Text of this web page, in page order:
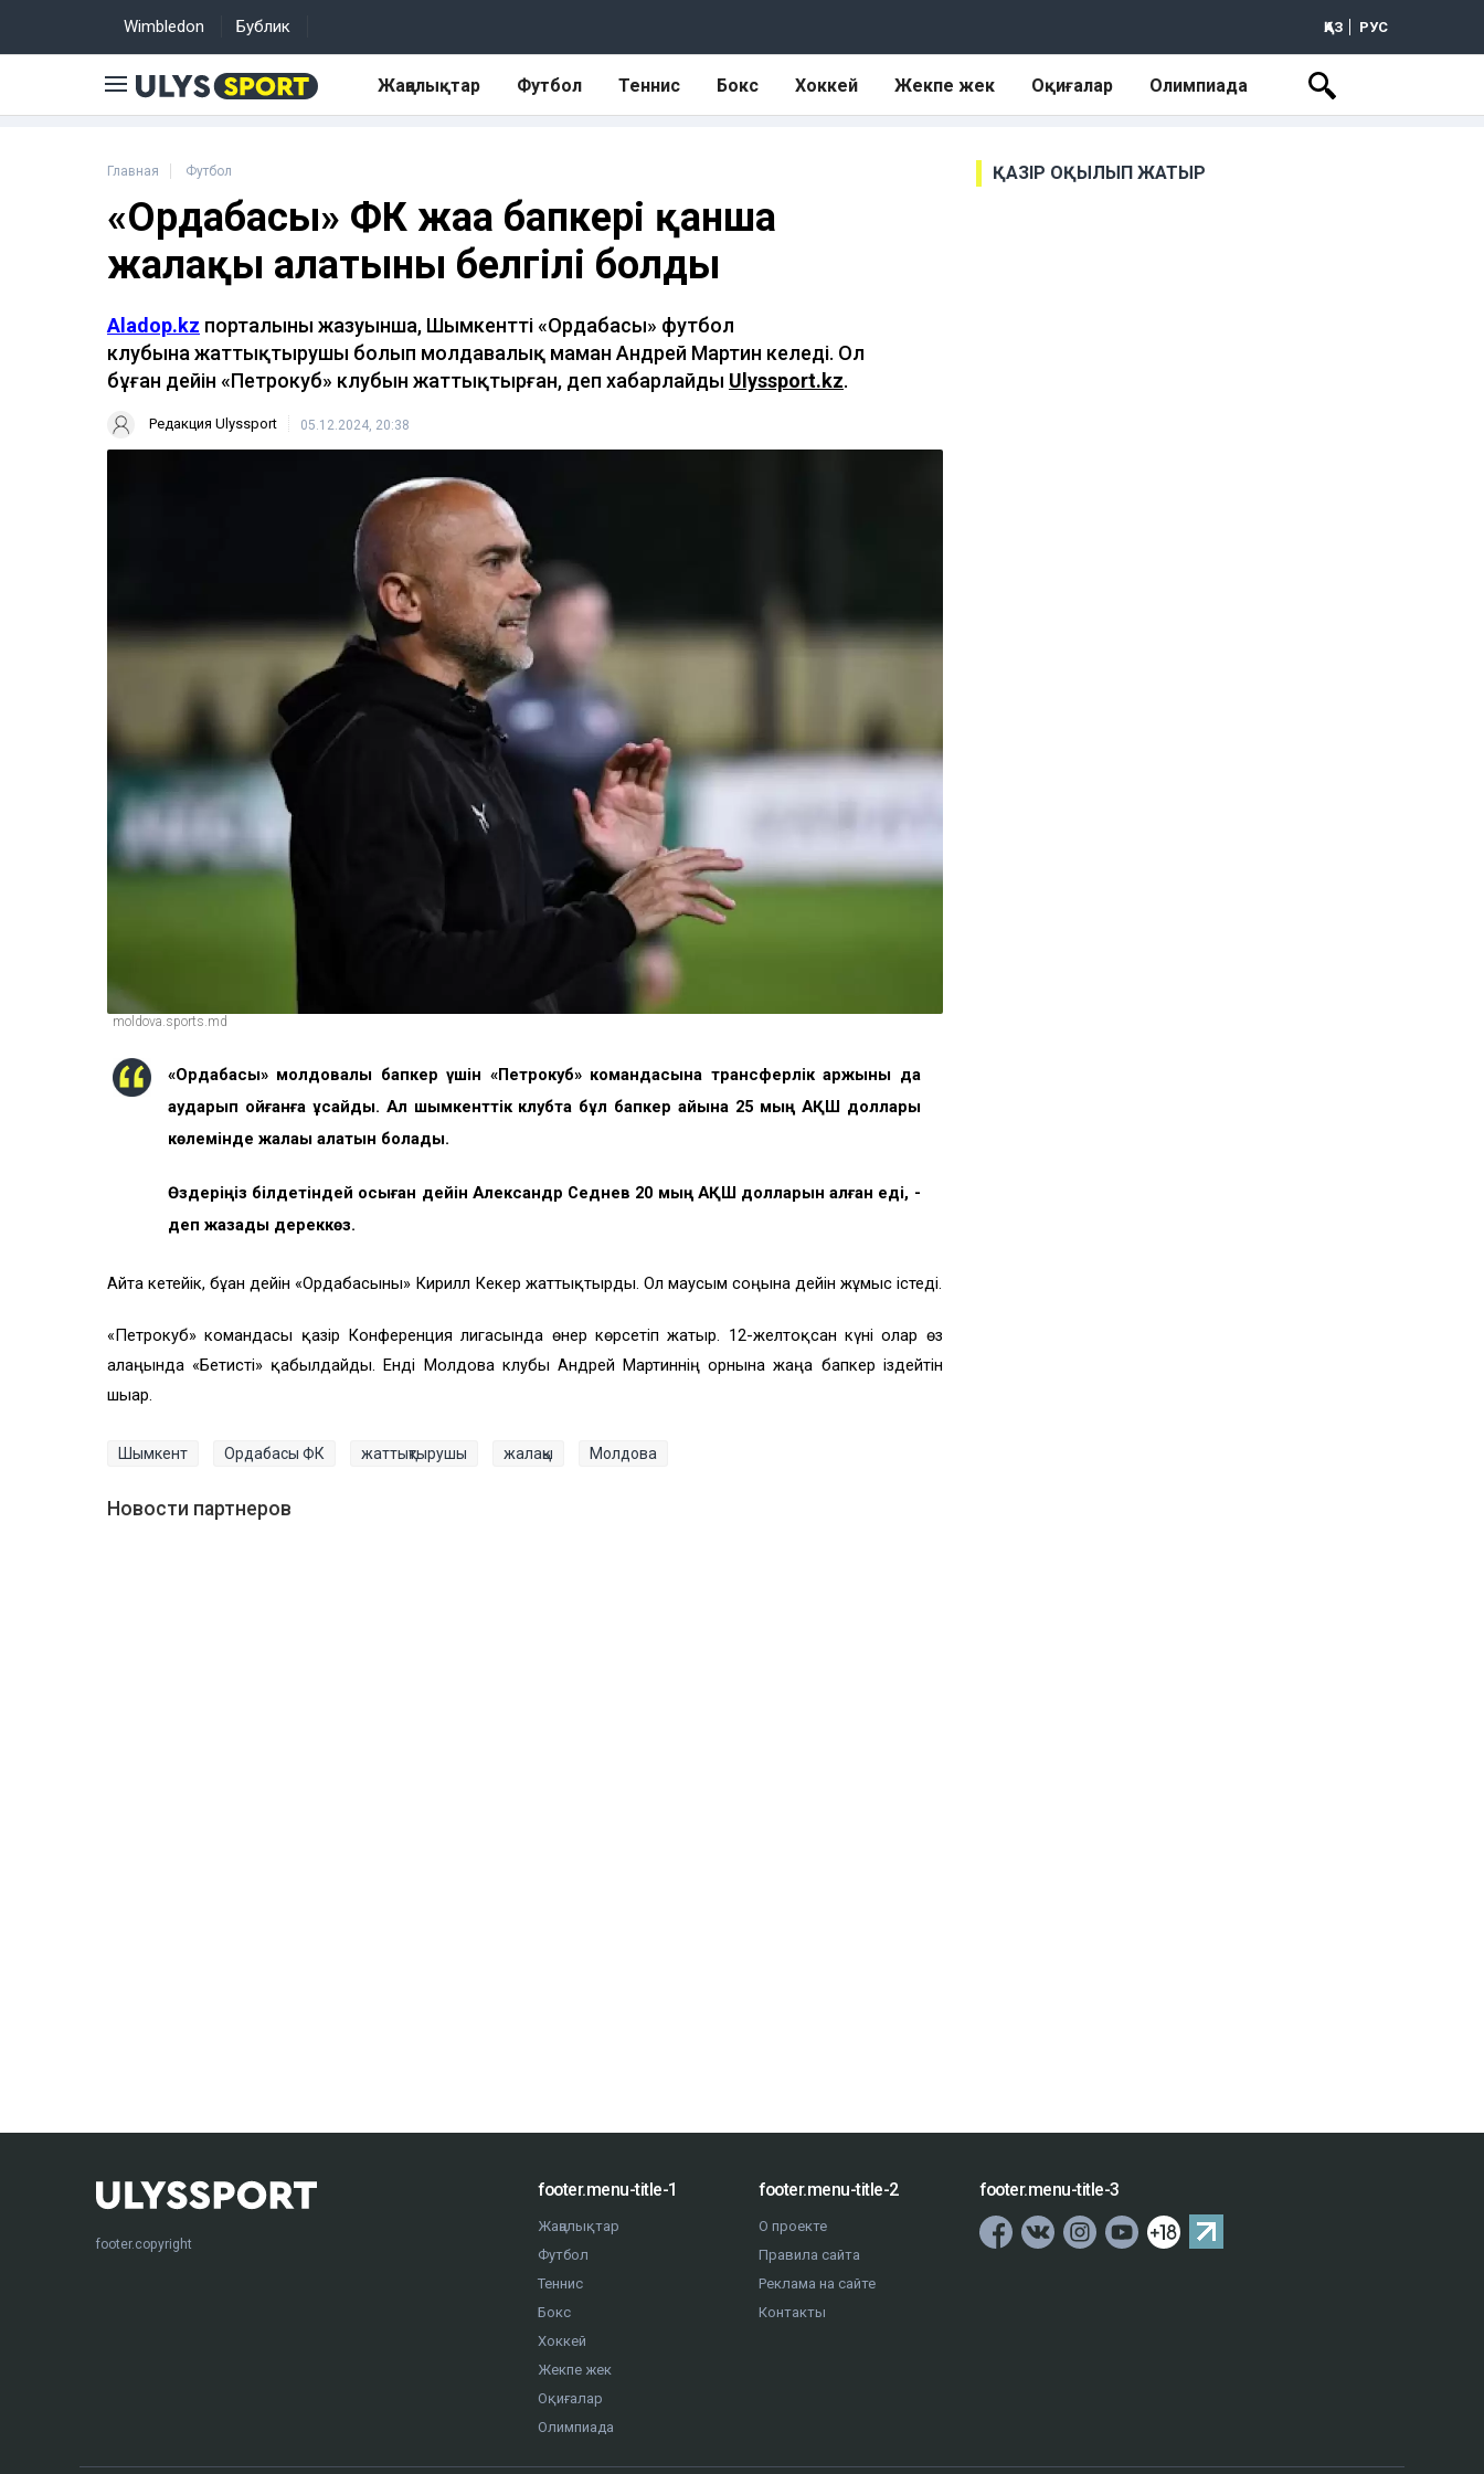
Wimbledon Бублик ҚАЗ РУС
Жаңалықтар Футбол Теннис Бокс Хоккей Жекпе жек Оқиғалар Олимпиада
Главная Футбол
«Ордабасы» ФК жаңа бапкері қанша
жалақы алатыны белгілі болды
Aladop.kz порталының жазуынша, Шымкенттің «Ордабасы» футбол
клубына жаттықтырушы болып молдавалық маман Андрей Мартин келеді. Ол
бұған дейін «Петрокуб» клубын жаттықтырған, деп хабарлайды Ulyssport.kz.
Редакция Ulyssport 05.12.2024, 20:38
moldova.sports.md
«Ордабасы» молдовалық бапкер үшін «Петрокуб» командасына трансферлік қаржыны да
аударып қойғанға ұқсайды. Ал шымкенттік клубта бұл бапкер айына 25 мың АҚШ доллары
көлемінде жалақы алатын болады.
Өздеріңіз білдетіндей осыған дейін Александр Седнев 20 мың АҚШ долларын алған еді, -
деп жазады дереккөз.
Айта кетейік, бұған дейін «Ордабасыны» Кирилл Кекер жаттықтырды. Ол маусым соңына дейін жұмыс істеді.
«Петрокуб» командасы қазір Конференция лигасында өнер көрсетіп жатыр. 12-желтоқсан күні олар өз
алаңында «Бетисті» қабылдайды. Енді Молдова клубы Андрей Мартиннің орнына жаңа бапкер іздейтін
шығар.
Шымкент Ордабасы ФК жаттықтырушы жалақы Молдова
Новости партнеров
ҚАЗІР ОҚЫЛЫП ЖАТЫР
footer.copyright
footer.menu-title-1
Жаңалықтар
Футбол
Теннис
Бокс
Хоккей
Жекпе жек
Оқиғалар
Олимпиада
footer.menu-title-2
О проекте
Правила сайта
Реклама на сайте
Контакты
footer.menu-title-3